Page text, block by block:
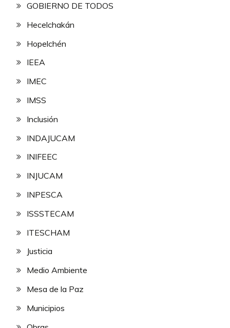
GOBIERNO DE TODOS
Hecelchakán
Hopelchén
IEEA
IMEC
IMSS
Inclusión
INDAJUCAM
INIFEEC
INJUCAM
INPESCA
ISSSTECAM
ITESCHAM
Justicia
Medio Ambiente
Mesa de la Paz
Municipios